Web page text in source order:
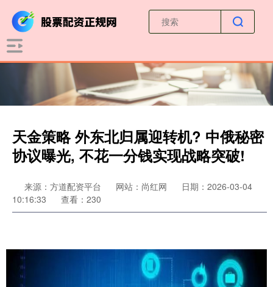
天金策略 外东北归属迎转机? 中俄秘密
协议曝光, 不花一分钱实现战略突破!
来源：方道配资平台 网站：尚红网
日期：2026-03-04
10:16:33
查看：230